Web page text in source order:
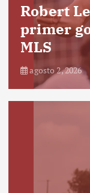
Robert
primer
MLS
agosto 2, 2026